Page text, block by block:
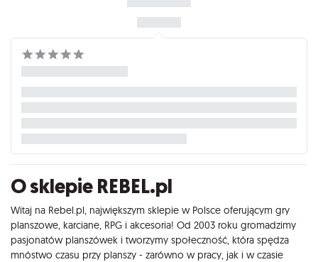
O sklepie REBEL.pl
Witaj na Rebel.pl, największym sklepie w Polsce oferującym gry
planszowe, karciane, RPG i akcesoria! Od 2003 roku gromadzimy
pasjonatów planszówek i tworzymy społeczność, która spędza
mnóstwo czasu przy planszy - zarówno w pracy, jak i w czasie